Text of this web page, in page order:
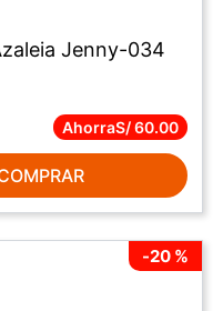
Jenny-034
AhorraS/60.00
-20 %